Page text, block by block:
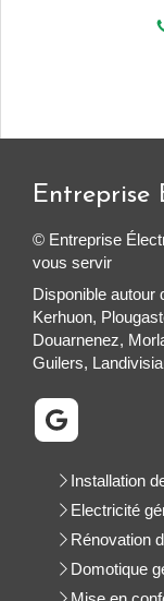
Entreprise
© Entreprise
vous servir
Disponible autour
Kerhuon,
Douarnenez,
Guilers,
Installation
Electricité
Rénovation
Domotique